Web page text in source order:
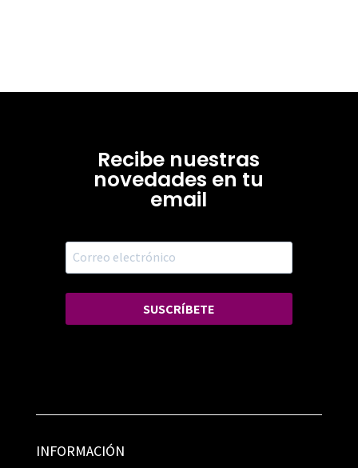
Recibe nuestras
novedades en tu
email
SUSCRÍBETE
INFORMACIÓN